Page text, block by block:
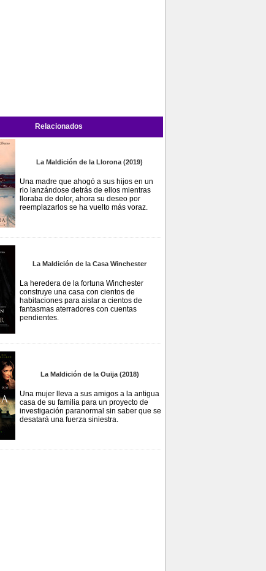
Relacionados
La Maldición de la Llorona (2019)
Una madre que ahogó a sus hijos en un
rio lanzándose detrás de ellos mientras
lloraba de dolor, ahora su deseo por
reemplazarlos se ha vuelto más voraz.
La Maldición de la Casa Winchester
La heredera de la fortuna Winchester
construye una casa con cientos de
habitaciones para aislar a cientos de
fantasmas aterradores con cuentas
pendientes.
La Maldición de la Ouija (2018)
Una mujer lleva a sus amigos a la antigua
casa de su familia para un proyecto de
investigación paranormal sin saber que se
desatará una fuerza siniestra.